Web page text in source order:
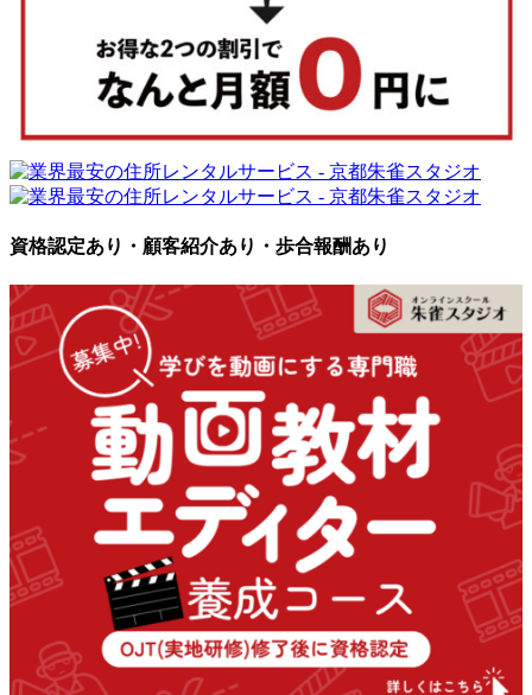
資格認定あり・顧客紹介あり・歩合報酬あり